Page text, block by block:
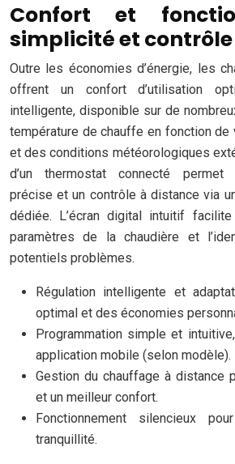
Confort et
simplicité et contrôle
Outre les économies d’énergie, les
offrent un confort d’utilisation
intelligente, disponible sur de
température de chauffe en fonction
et des conditions météorologiques
d’un thermostat connecté permet
précise et un contrôle à distance via
dédiée. L’écran digital intuitif
paramètres de la chaudière et
potentiels problèmes.
Régulation intelligente et
optimal et des économies
Programmation simple et
application mobile (selon modèle).
Gestion du chauffage à distance
et un meilleur confort.
Fonctionnement silencieux
tranquillité.